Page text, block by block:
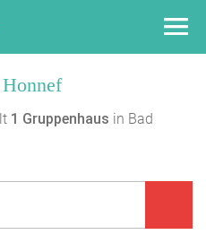
1 Gruppenhaus in Bad